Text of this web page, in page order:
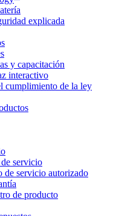
explicada
y capacitación
interactivo
cumplimiento de la ley
servicio
de servicio autorizado
de producto